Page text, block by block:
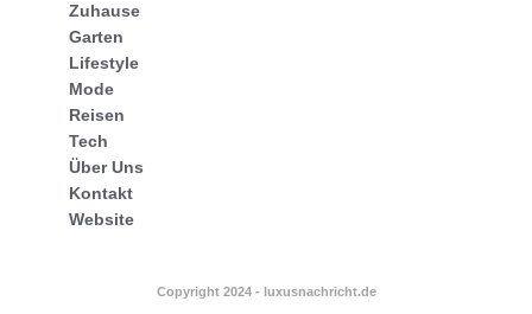
Zuhause
Garten
Lifestyle
Mode
Reisen
Tech
Über Uns
Kontakt
Website
Copyright 2024 - luxusnachricht.de